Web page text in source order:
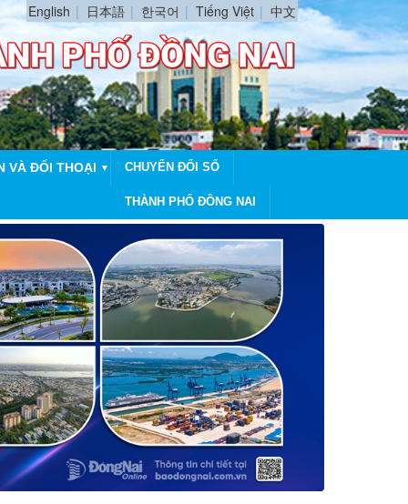
English 日本語 한국어 Tiếng Việt 中文
VÀ ĐỐI THOẠI ▼ CHUYỂN ĐỔI SỐ
THÀNH PHỐ ĐỒNG NAI